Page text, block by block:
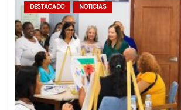
DESTACADO NOTICIAS